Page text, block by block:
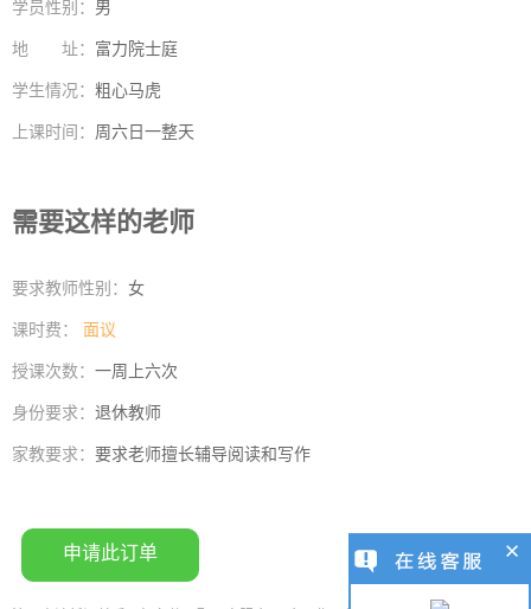
学员性别： 男
地 址： 富力院士庭
学生情况： 粗心马虎
上课时间： 周六日一整天
需要这样的老师
要求教师性别： 女
课时费： 面议
授课次数： 一周上六次
身份要求： 退休教师
家教要求： 要求老师擅长辅导阅读和写作
申请此订单